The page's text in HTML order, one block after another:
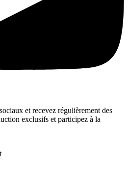
et recevez régulièrement des
exclusifs et participez à la